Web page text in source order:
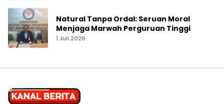
Natural Tanpa Ordal: Seruan Moral
Menjaga Marwah Perguruan Tinggi
1 Juli 2026